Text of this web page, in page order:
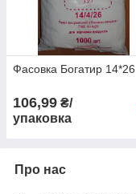
Фасовка Богатир 14*26
106,99 ₴/
упаковка
Про нас